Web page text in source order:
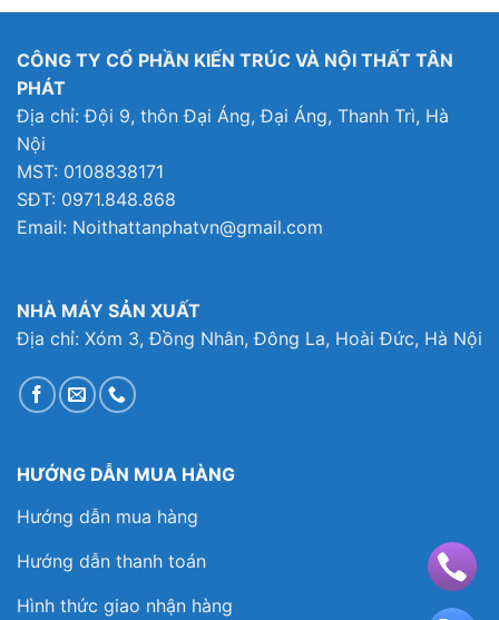
2,058,000₫.
2,383,000₫.
CÔNG TY CỔ PHẦN KIẾN TRÚC VÀ NỘI THẤT TÂN
PHÁT
Địa chỉ: Đội 9, thôn Đại Áng, Đại Áng, Thanh Trì, Hà
Nội
MST: 0108838171
SĐT: 0971.848.868
Email: Noithattanphatvn@gmail.com
NHÀ MÁY SẢN XUẤT
Địa chỉ: Xóm 3, Đồng Nhân, Đông La, Hoài Đức, Hà Nội
HƯỚNG DẪN MUA HÀNG
Hướng dẫn mua hàng
Hướng dẫn thanh toán
Hình thức giao nhận hàng